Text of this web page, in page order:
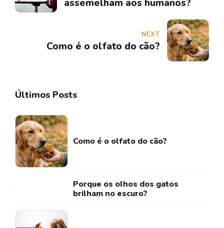
assemelham aos humanos?
NEXT
Como é o olfato do cão?
Últimos Posts
Como é o olfato do cão?
Porque os olhos dos gatos
brilham no escuro?